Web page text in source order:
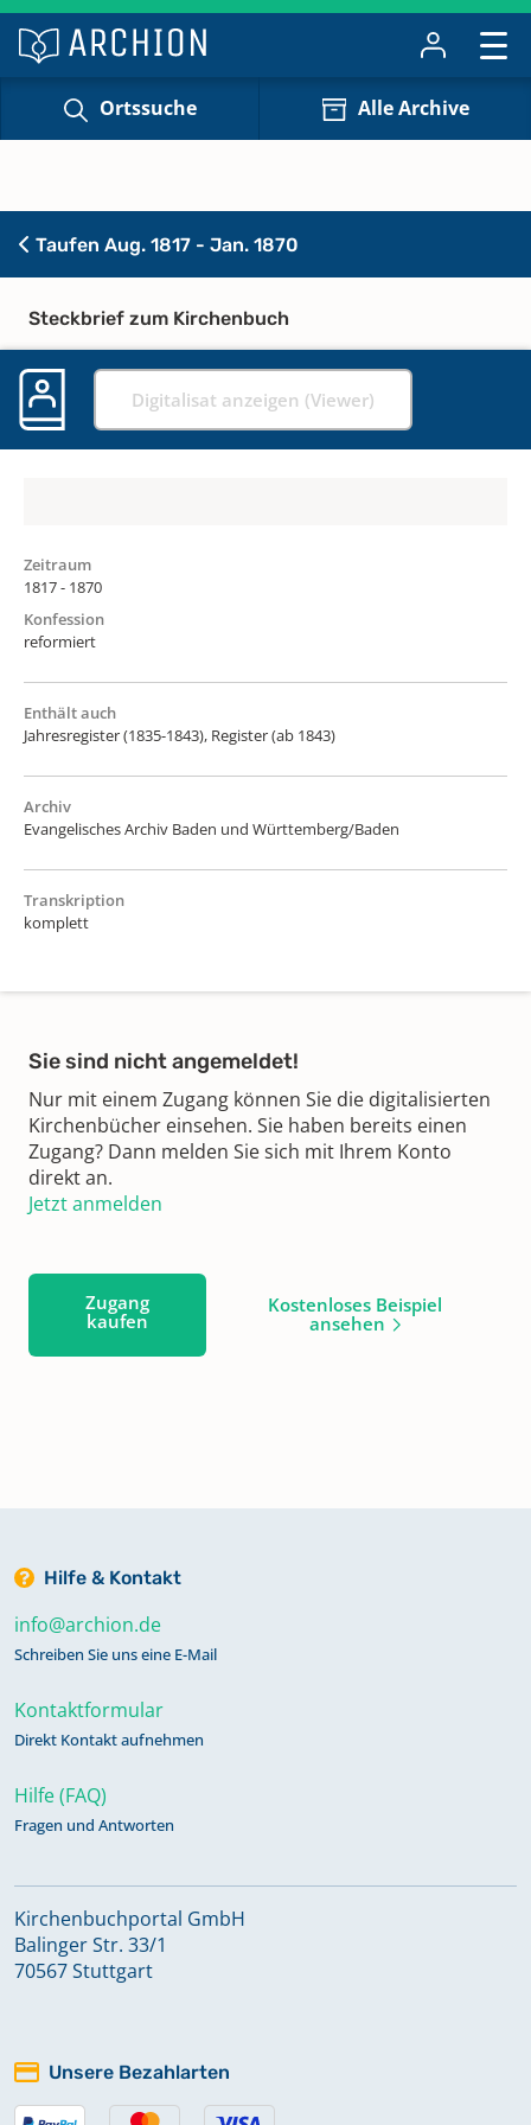
Ortssuche Alle Archive
Taufen Aug. 1817 - Jan. 1870
Steckbrief zum Kirchenbuch
Digitalisat anzeigen (Viewer)
Zeitraum
1817 - 1870
Konfession
reformiert
Enthält auch
Jahresregister (1835-1843), Register (ab 1843)
Archiv
Evangelisches Archiv Baden und Württemberg/Baden
Transkription
komplett
Sie sind nicht angemeldet!
Nur mit einem Zugang können Sie die digitalisierten
Kirchenbücher einsehen. Sie haben bereits einen
Zugang? Dann melden Sie sich mit Ihrem Konto
direkt an.
Jetzt anmelden
Zugang
kaufen
Kostenloses Beispiel
ansehen
Hilfe & Kontakt
info@archion.de
Schreiben Sie uns eine E-Mail
Kontaktformular
Direkt Kontakt aufnehmen
Hilfe (FAQ)
Fragen und Antworten
Kirchenbuchportal GmbH
Balinger Str. 33/1
70567 Stuttgart
Unsere Bezahlarten